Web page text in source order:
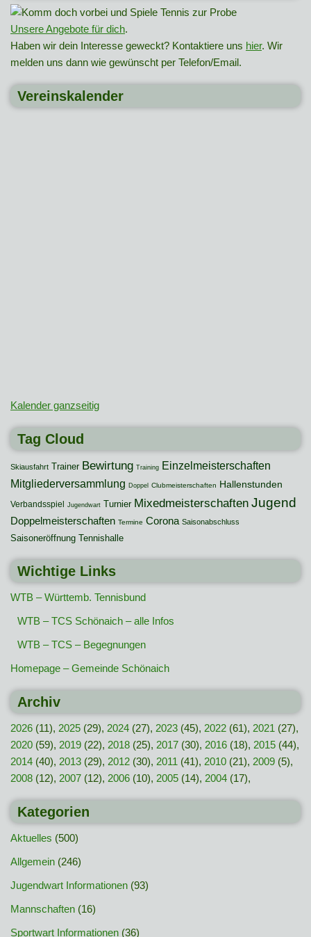
Unsere Angebote für dich.
Haben wir dein Interesse geweckt? Kontaktiere uns hier. Wir
melden uns dann wie gewünscht per Telefon/Email.
Vereinskalender
Kalender ganzseitig
Tag Cloud
Skiausfahrt Trainer Bewirtung Training Einzelmeisterschaften
Mitgliederversammlung Doppel Clubmeisterschaften Hallenstunden
Verbandsspiel Jugendwart Turnier Mixedmeisterschaften Jugend
Doppelmeisterschaften Termine Corona Saisonabschluss
Saisoneröffnung Tennishalle
Wichtige Links
WTB – Württemb. Tennisbund
WTB – TCS Schönaich – alle Infos
WTB – TCS – Begegnungen
Homepage – Gemeinde Schönaich
Archiv
2026 (11), 2025 (29), 2024 (27), 2023 (45), 2022 (61), 2021 (27),
2020 (59), 2019 (22), 2018 (25), 2017 (30), 2016 (18), 2015 (44),
2014 (40), 2013 (29), 2012 (30), 2011 (41), 2010 (21), 2009 (5),
2008 (12), 2007 (12), 2006 (10), 2005 (14), 2004 (17),
Kategorien
Aktuelles (500)
Allgemein (246)
Jugendwart Informationen (93)
Mannschaften (16)
Sportwart Informationen (36)